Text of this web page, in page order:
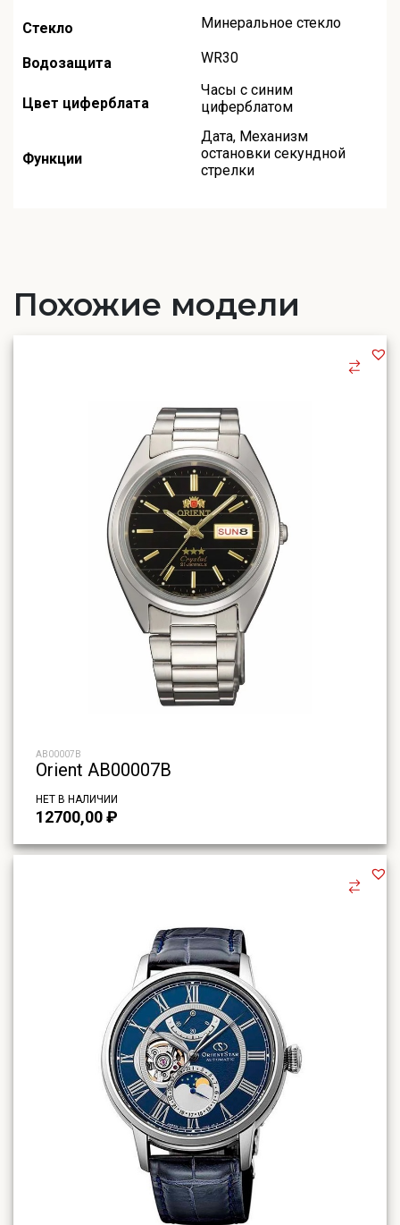
Стекло Минеральное стекло
Водозащита WR30
Цвет циферблата
Часы с синим
циферблатом
Функции
Дата, Механизм
остановки секундной
стрелки
Похожие модели
AB00007B
Orient AB00007B
НЕТ В НАЛИЧИИ
12700,00₽